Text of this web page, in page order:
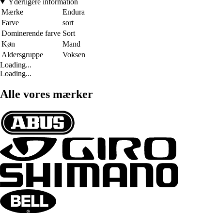
Yderligere information
Mærke
Endura
Farve
sort
Dominerende farve Sort
Køn
Mand
Aldersgruppe
Voksen
Loading...
Loading...
Alle vores mærker